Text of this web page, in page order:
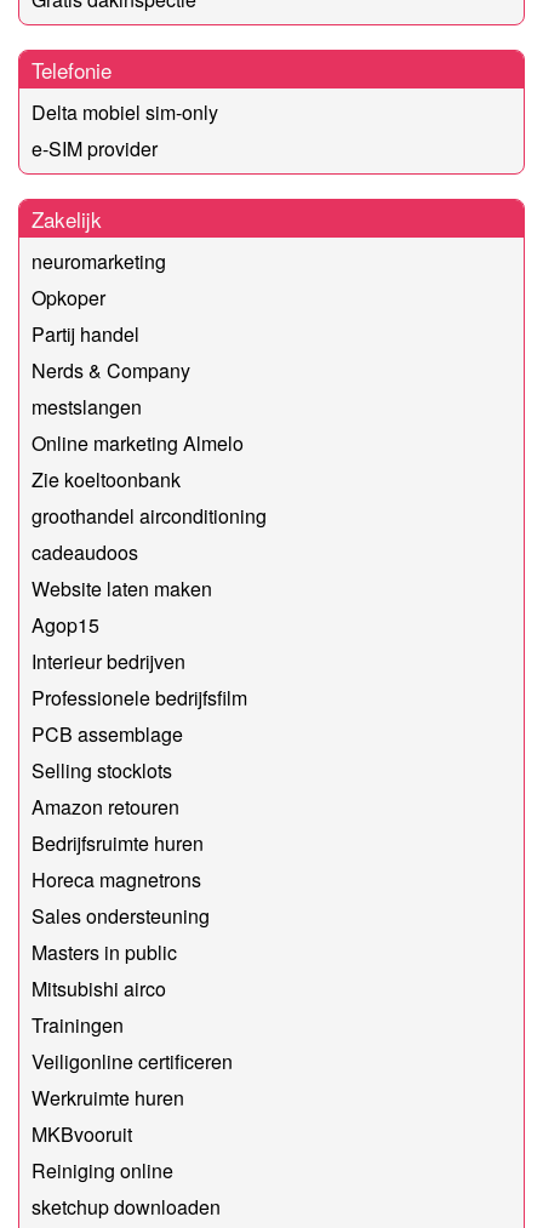
Telefonie
Delta mobiel sim-only
e-SIM provider
Zakelijk
neuromarketing
Opkoper
Partij handel
Nerds & Company
mestslangen
Online marketing Almelo
Zie koeltoonbank
groothandel airconditioning
cadeaudoos
Website laten maken
Agop15
Interieur bedrijven
Professionele bedrijfsfilm
PCB assemblage
Selling stocklots
Amazon retouren
Bedrijfsruimte huren
Horeca magnetrons
Sales ondersteuning
Masters in public
Mitsubishi airco
Trainingen
Veiligonline certificeren
Werkruimte huren
MKBvooruit
Reiniging online
sketchup downloaden